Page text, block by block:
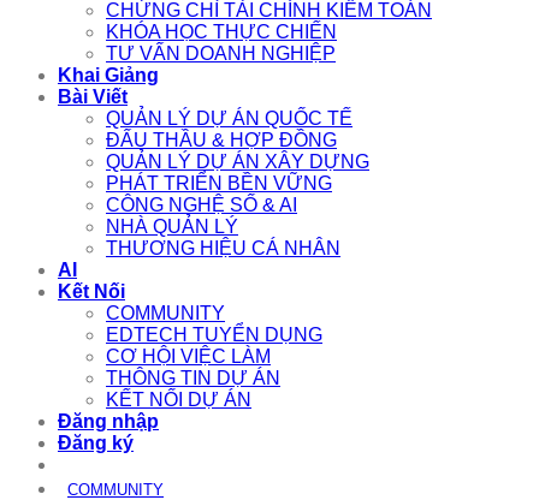
CHỨNG CHỈ TÀI CHÍNH KIỂM TOÁN
KHÓA HỌC THỰC CHIẾN
TƯ VẤN DOANH NGHIỆP
Khai Giảng
Bài Viết
QUẢN LÝ DỰ ÁN QUỐC TẾ
ĐẤU THẦU & HỢP ĐỒNG
QUẢN LÝ DỰ ÁN XÂY DỰNG
PHÁT TRIỂN BỀN VỮNG
CÔNG NGHỆ SỐ & AI
NHÀ QUẢN LÝ
THƯƠNG HIỆU CÁ NHÂN
AI
Kết Nối
COMMUNITY
EDTECH TUYỂN DỤNG
CƠ HỘI VIỆC LÀM
THÔNG TIN DỰ ÁN
KẾT NỐI DỰ ÁN
Đăng nhập
Đăng ký
COMMUNITY